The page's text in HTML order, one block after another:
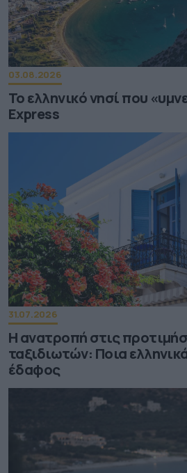
03.08.2026
Το ελληνικό νησί που
Express
31.07.2026
Η ανατροπή στις
ταξιδιωτών: Ποια
έδαφος